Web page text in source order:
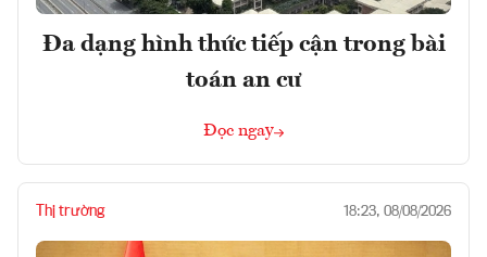
Đa dạng hình thức tiếp cận trong bài
toán an cư
Đọc ngay
Thị trường 18:23, 08/08/2026